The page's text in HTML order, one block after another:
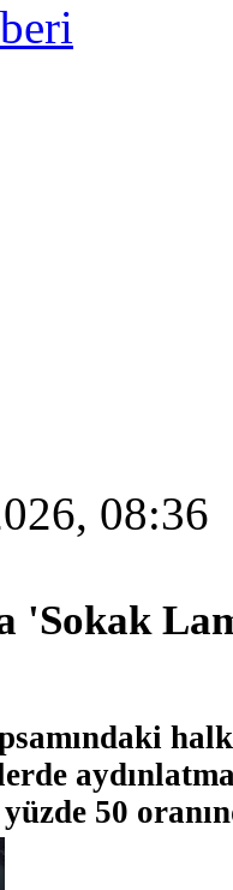
08:36
'Sokak
50